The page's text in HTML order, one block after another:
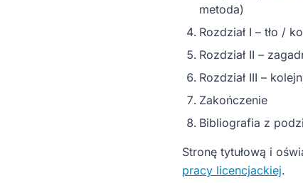
metoda)
Rozdział I – tło /
Rozdział II –
Rozdział III –
Zakończenie
Bibliografia z
Stronę tytułową i
pracy licencjackiej.